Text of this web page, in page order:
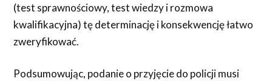
(test sprawnościowy, test wiedzy i rozmowa
kwalifikacyjna) tę determinację i konsekwencję łatwo
zweryfikować.
Podsumowując, podanie o przyjęcie do policji musi